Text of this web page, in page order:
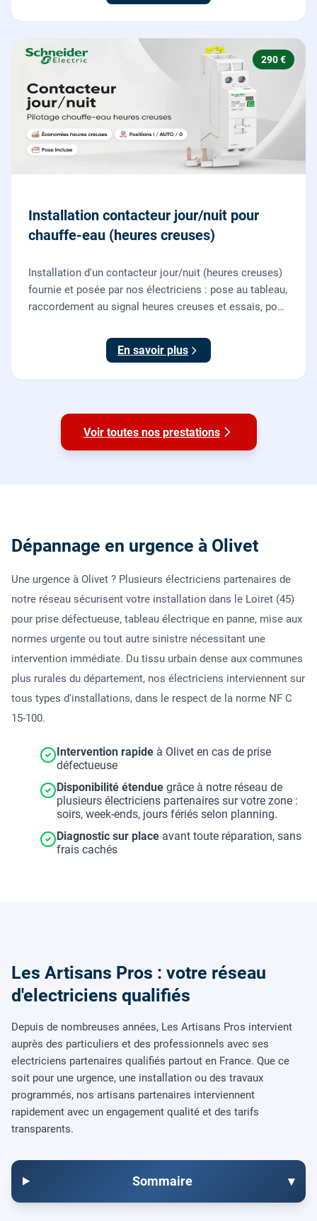
290 €
Installation contacteur jour/nuit pour
chauffe-eau (heures creuses)
Installation d'un contacteur jour/nuit (heures creuses)
fournie et posée par nos électriciens : pose au tableau,
raccordement au signal heures creuses et essais, pour
En savoir plus
Voir toutes nos prestations
Dépannage en urgence à Olivet
Une urgence à Olivet ? Plusieurs électriciens partenaires de
notre réseau sécurisent votre installation dans le Loiret (45)
pour prise défectueuse, tableau électrique en panne, mise aux
normes urgente ou tout autre sinistre nécessitant une
intervention immédiate. Du tissu urbain dense aux communes
plus rurales du département, nos électriciens interviennent sur
tous types d'installations, dans le respect de la norme NF C
15-100.
Intervention rapide à Olivet en cas de prise
défectueuse
Disponibilité étendue grâce à notre réseau de
plusieurs électriciens partenaires sur votre zone :
soirs, week-ends, jours fériés selon planning.
Diagnostic sur place avant toute réparation, sans
frais cachés
Les Artisans Pros : votre réseau
d'electriciens qualifiés
Depuis de nombreuses années, Les Artisans Pros intervient
auprès des particuliers et des professionnels avec ses
electriciens partenaires qualifiés partout en France. Que ce
soit pour une urgence, une installation ou des travaux
programmés, nos artisans partenaires interviennent
rapidement avec un engagement qualité et des tarifs
transparents.
Sommaire ▾